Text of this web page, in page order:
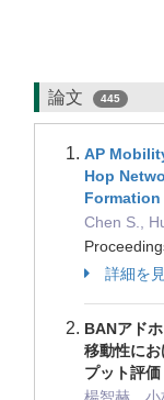
論文 445
AP
Hop
Formation
Chen S.,
詳細を
BANアド
移動性に
プット評価